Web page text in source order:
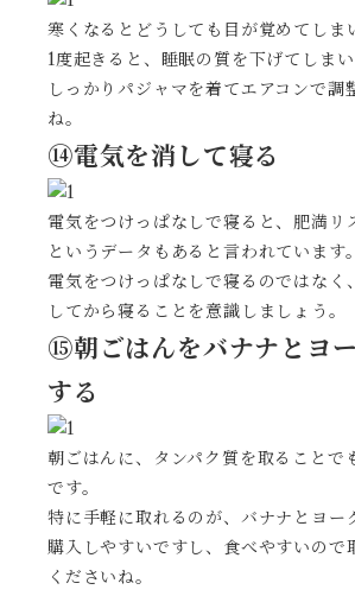
寒くなるとどうしても目が覚めてしま
1度起きると、睡眠の質を下げてしまい
しっかりパジャマを着てエアコンで調
ね。
⑭電気を消して寝る
電気をつけっぱなしで寝ると、肥満リ
というデータもあると言われています。
電気をつけっぱなしで寝るのではなく
してから寝ることを意識しましょう。
⑮朝ごはんをバナナとヨ
する
朝ごはんに、タンパク質を取ることで
です。
特に手軽に取れるのが、バナナとヨー
購入しやすいですし、食べやすいので
くださいね。